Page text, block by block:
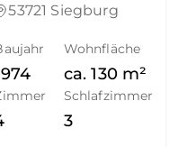
53721 Siegburg
Wohnfläche
ca. 130 m²
Schlafzimmer
3